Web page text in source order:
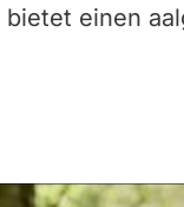
bietet einen